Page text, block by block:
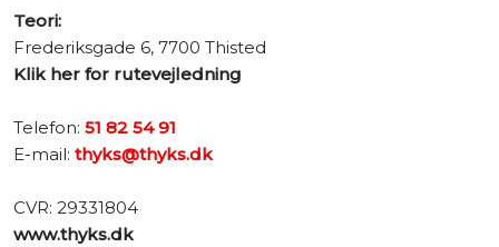
Teori:
Frederiksgade 6, 7700 Thisted
Klik her for rutevejledning
Telefon: 51 82 54 91
E-mail: thyks@thyks.dk
CVR: 29331804
www.thyks.dk